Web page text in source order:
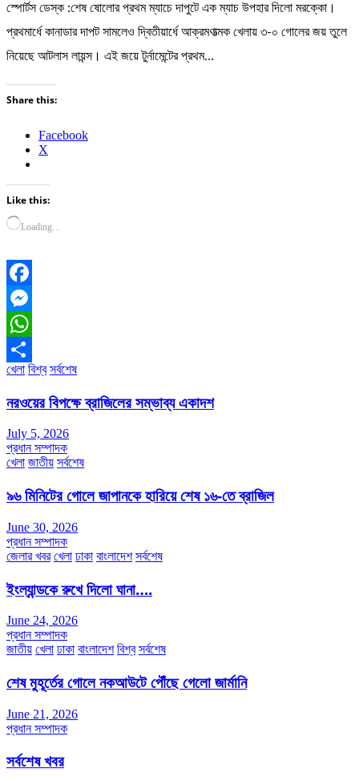
স্পোর্টস ডেস্ক :শেষ ষোলোর প্রথম ম্যাচে দাপুটে এক ম্যাচ উপহার দিলো মরক্কো।
প্রথমার্ধে কানাডার দাপট সামলেও দ্বিতীয়ার্ধে আক্রমণাত্মক খেলায় ৩-০ গোলের জয় তুলে
নিয়েছে আটলাস লায়ন্স। এই জয়ে টুর্নামেন্টের প্রথম…
Share this:
Facebook
X
Like this:
Loading…
Facebook
Messenger
WhatsApp
Share
খেলা বিশ্ব সর্বশেষ
নরওয়ের বিপক্ষে ব্রাজিলের সম্ভাব্য একাদশ
July 5, 2026
প্রধান সম্পাদক
খেলা জাতীয় সর্বশেষ
৯৬ মিনিটের গোলে জাপানকে হারিয়ে শেষ ১৬-তে ব্রাজিল
June 30, 2026
প্রধান সম্পাদক
জেলার খবর খেলা ঢাকা বাংলাদেশ সর্বশেষ
ইংল্যান্ডকে রুখে দিলো ঘানা….
June 24, 2026
প্রধান সম্পাদক
জাতীয় খেলা ঢাকা বাংলাদেশ বিশ্ব সর্বশেষ
শেষ মুহূর্তের গোলে নকআউটে পৌঁছে গেলো জার্মানি
June 21, 2026
প্রধান সম্পাদক
সর্বশেষ খবর